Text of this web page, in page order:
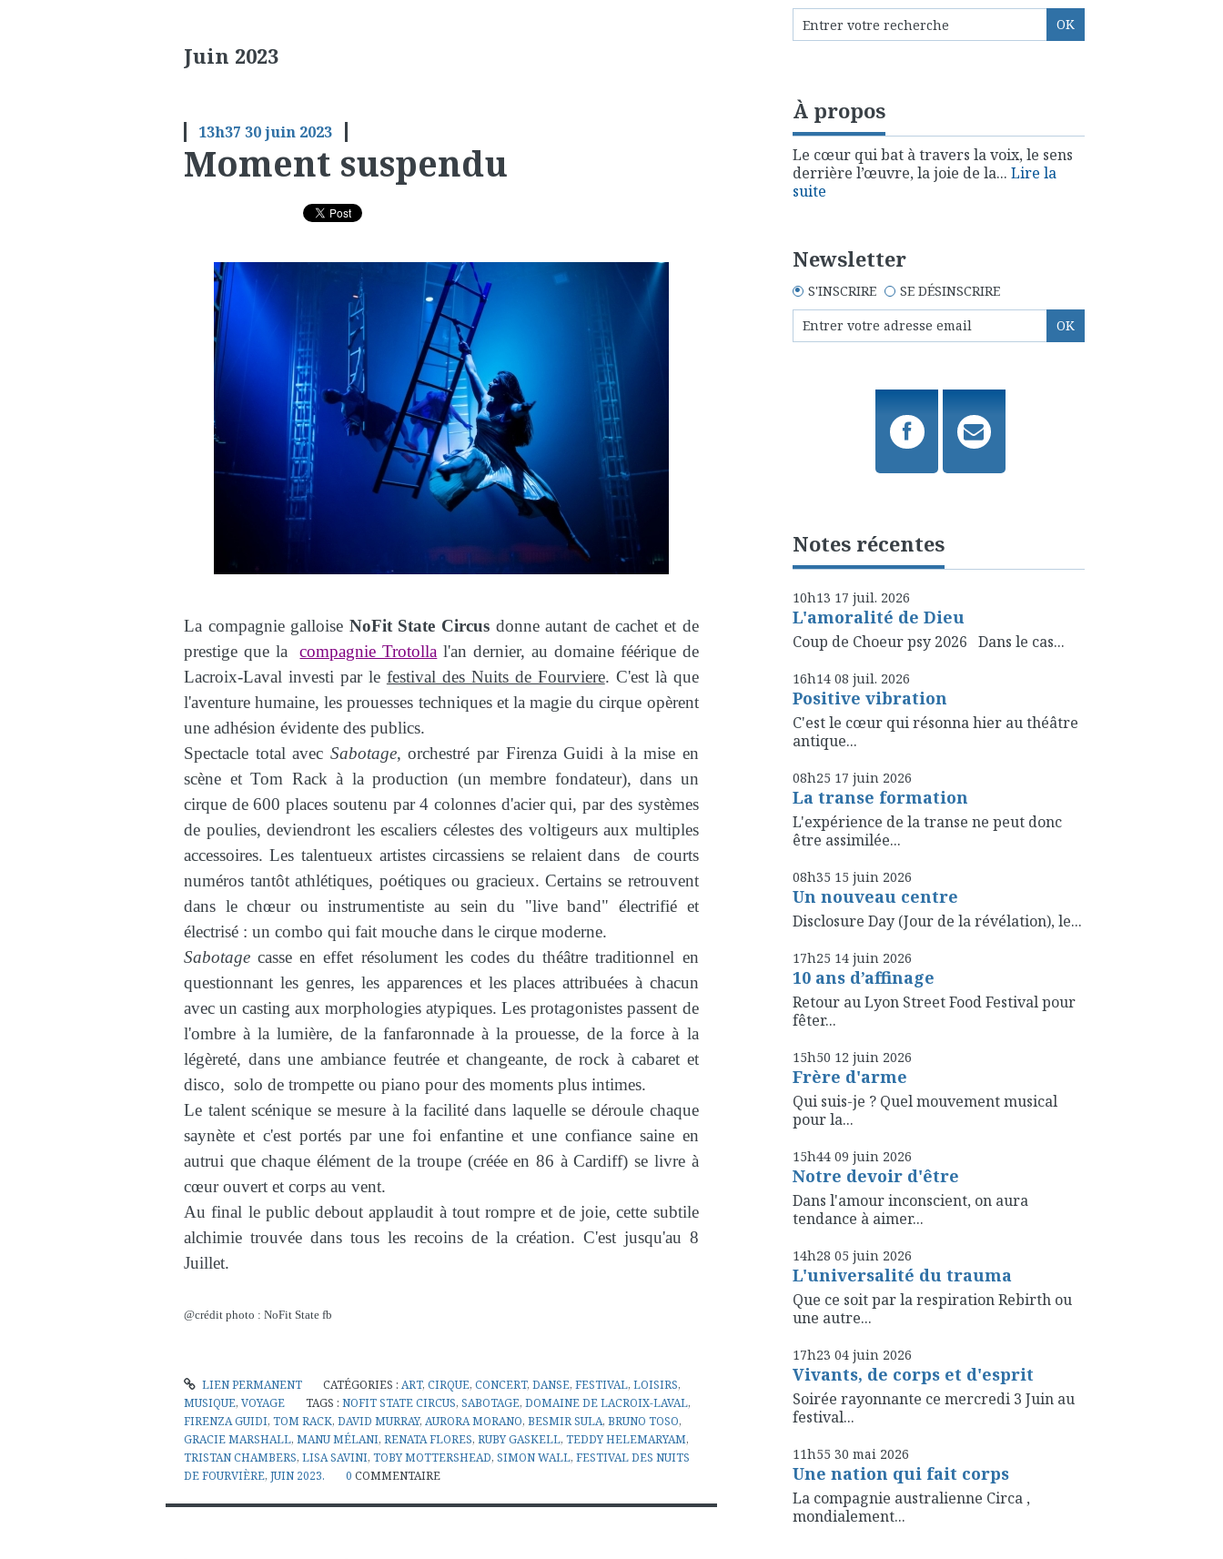
Juin 2023
13h37 30juin 2023
Moment suspendu
La compagnie galloise NoFit State Circusdonne autant de cachet et de
prestige que la
compagnie Trotolla l'an dernier, au domaine féérique de
Lacroix-Laval investi par le festival des Nuits de Fourviere. C'est là que
l'aventure humaine, les prouesses techniques et la magie du cirque opèrent
une adhésion évidente des publics.
Spectacle total avec Sabotage, orchestré par Firenza Guidi à la mise en
scène et Tom Rack à la production (un membre fondateur), dans un
cirque de 600 places soutenu par 4 colonnes d'acier qui, par des systèmes
de poulies, deviendront les escaliers célestes des voltigeurs aux multiples
accessoires. Les talentueux artistes circassiens se relaient dans de courts
numéros tantôt athlétiques, poétiques ou gracieux. Certains se retrouvent
dans le chœur ou instrumentiste au sein du "live band" électrifié et
électrisé : un combo qui fait mouche dans le cirque moderne.
Sabotage casse en effet résolument les codes du théâtre traditionnel en
questionnant les genres, les apparences et les places attribuées à chacun
avec un casting aux morphologies atypiques. Les protagonistes passent de
l'ombre à la lumière, de la fanfaronnade à la prouesse, de la force à la
légèreté, dans une ambiance feutrée et changeante, de rock à cabaret et
disco, solo de trompette ou piano pour des moments plus intimes.
Le talent scénique se mesure à la facilité dans laquelle se déroule chaque
saynète et c'est portés par une foi enfantine et une confiance saine en
autrui que chaque élément de la troupe (créée en 86 à Cardiff) se livre à
cœur ouvert et corps au vent.
Au final le public debout applaudit à tout rompre et de joie, cette subtile
alchimie trouvée dans tous les recoins de la création. C'est jusqu'au 8
Juillet.
@crédit photo : NoFit State fb
LIEN PERMANENT CATÉGORIES :ART,CIRQUE,CONCERT,DANSE,FESTIVAL,LOISIRS,
MUSIQUE, VOYAGE TAGS : NOFIT STATE CIRCUS, SABOTAGE, DOMAINE DE LACROIX-LAVAL,
FIRENZA GUIDI, TOM RACK, DAVID MURRAY, AURORA MORANO, BESMIR SULA, BRUNO TOSO,
GRACIE MARSHALL, MANU MÉLANI, RENATA FLORES, RUBY GASKELL, TEDDY HELEMARYAM,
TRISTAN CHAMBERS, LISA SAVINI, TOBY MOTTERSHEAD, SIMON WALL, FESTIVAL DES NUITS
DE FOURVIÈRE, JUIN 2023. 0 COMMENTAIRE
À propos
Le cœur qui bat à travers la voix, le sens
derrière l’œuvre, la joie de la... Lire la
suite
Newsletter
S'INSCRIRE SE DÉSINSCRIRE
Notes récentes
10h13 17 juil. 2026
L'amoralité de Dieu
Coup de Choeur psy 2026 Dans le cas...
16h14 08 juil. 2026
Positive vibration
C'est le cœur qui résonna hier au théâtre
antique...
08h25 17 juin 2026
La transe formation
L'expérience de la transe ne peut donc
être assimilée...
08h35 15 juin 2026
Un nouveau centre
Disclosure Day (Jour de la révélation), le...
17h25 14 juin 2026
10 ans d’affinage
Retour au Lyon Street Food Festival pour
fêter...
15h50 12 juin 2026
Frère d'arme
Qui suis-je ? Quel mouvement musical
pour la...
15h44 09 juin 2026
Notre devoir d'être
Dans l'amour inconscient, on aura
tendance à aimer...
14h28 05 juin 2026
L'universalité du trauma
Que ce soit par la respiration Rebirth ou
une autre...
17h23 04 juin 2026
Vivants, de corps et d'esprit
Soirée rayonnante ce mercredi 3 Juin au
festival...
11h55 30 mai 2026
Une nation qui fait corps
La compagnie australienne Circa ,
mondialement...